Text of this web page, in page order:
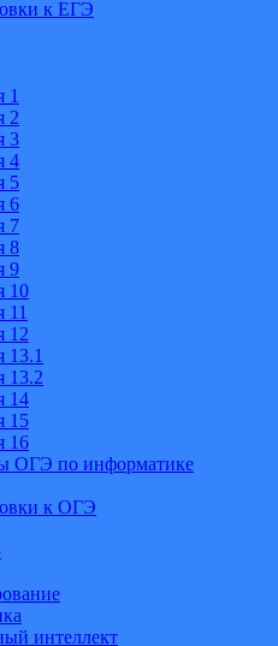
к ЕГЭ
1
2
3
4
5
6
7
8
9
10
11
12
13.1
13.2
14
15
16
ОГЭ по информатике
к ОГЭ
интеллект